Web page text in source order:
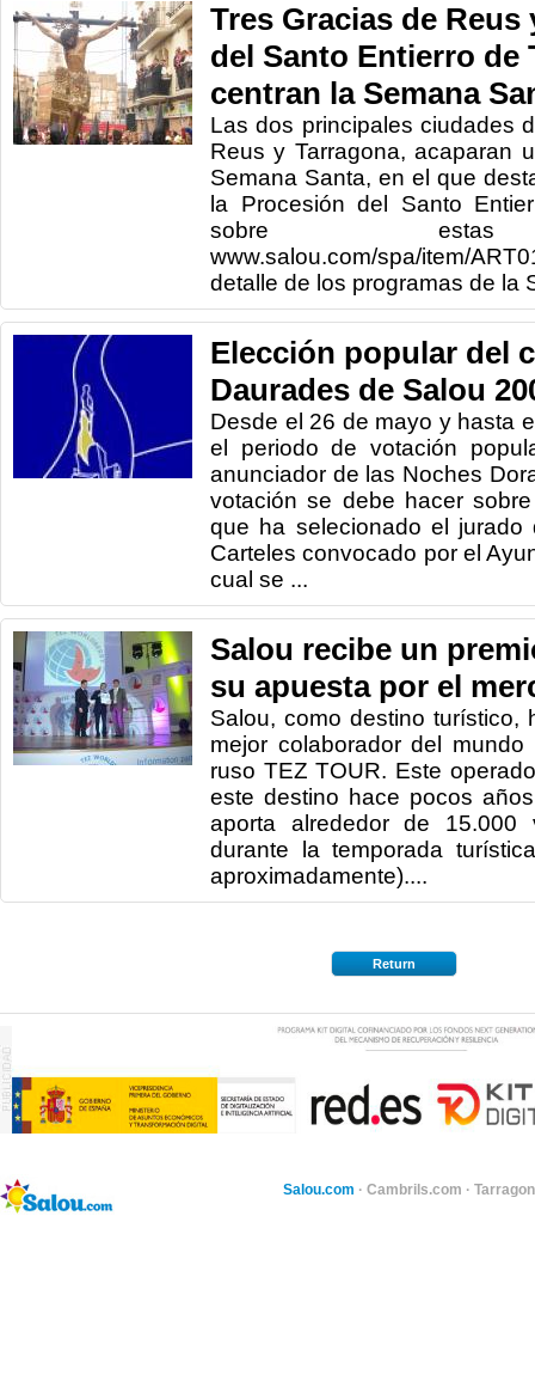
Tres Gracias de
del Santo Entierro de
centran la Semana
Las dos principales ciudades
Reus y Tarragona, acaparan
Semana Santa, en el que
la Procesión del Santo
sobre estas
www.salou.com/spa/item/
detalle de los programas de la
Elección popular del
Daurades de Salou
Desde el 26 de mayo y hasta
el periodo de votación
anunciador de las Noches
votación se debe hacer
que ha selecionado el jurado
Carteles convocado por el
cual se ...
Salou recibe un
su apuesta por el
Salou, como destino turístico,
mejor colaborador del
ruso TEZ TOUR. Este
este destino hace pocos
aporta alrededor de 15.000
durante la temporada
aproximadamente)....
Return
Salou.com · Cambrils.com ·